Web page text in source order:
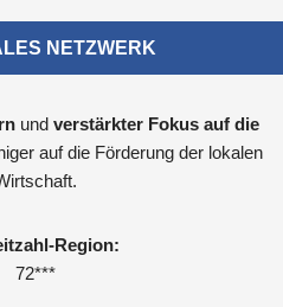
NETZWERK
und verstärkter Fokus auf die
auf die Förderung der lokalen
Region:
72***